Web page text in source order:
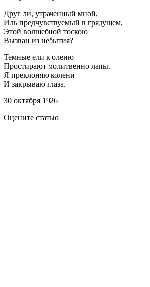
Друг ли, утраченный мной,
Иль предчувствуемый в грядущем,
Этой волшебной тоскою
Вызван из небытия?
Темные ели к оленю
Простирают молитвенно лапы.
Я преклоняю колени
И закрываю глаза.
30 октября 1926
Оцените статью